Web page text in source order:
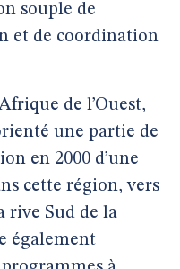
souple de
et de coordination
de l’Ouest,
une partie de
en 2000 d’une
cette région, vers
rive Sud de la
également